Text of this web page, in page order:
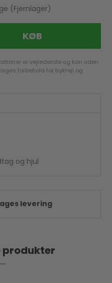
(Fjernlager)
KØB
er vejledende og kan uden
forbehold for trykfejl og
og hjul
levering
produkter